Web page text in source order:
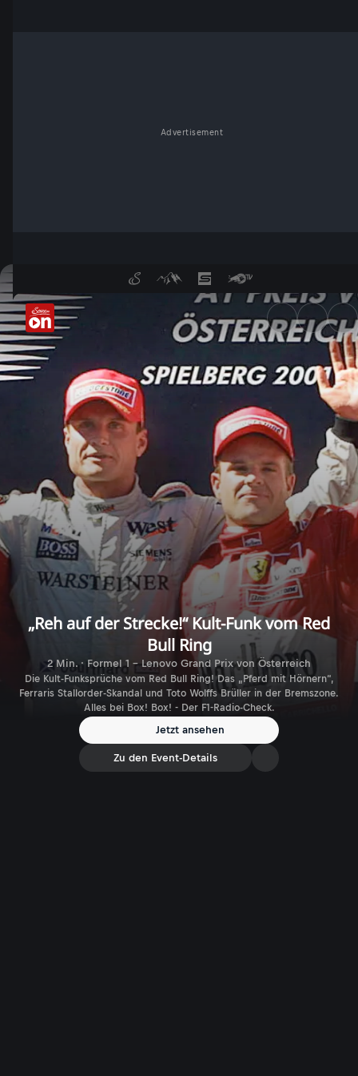
Advertisement
Spielberg-Skandale & Kult-
„Reh auf der Strecke!“ Kult-Funk vom Red
Bull Ring
2 Min. · Formel 1 - Lenovo Grand Prix von Österreich
Die Kult-Funksprüche vom Red Bull Ring! Das „Pferd mit Hörnern“,
Ferraris Stallorder-Skandal und Toto Wolffs Brüller in der Bremszone.
Alles bei Box! Box! - Der F1-Radio-Check.
Jetzt ansehen
Zu den Event-Details